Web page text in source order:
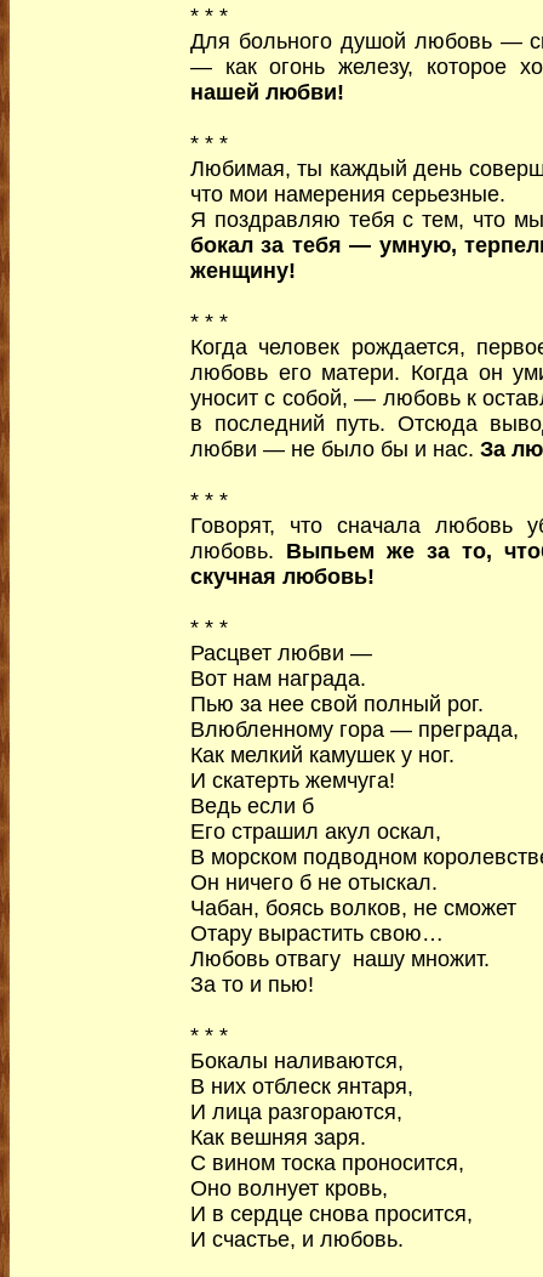
* * *
Для больного душой любовь —
— как огонь железу, которое
нашей любви!
* * *
Любимая, ты каждый день
что мои намерения серьезные.
Я поздравляю тебя с тем, что
бокал за тебя — умную,
женщину!
* * *
Когда человек рождается,
любовь его матери. Когда он
уносит с собой, — любовь к
в последний путь. Отсюда
любви — не было бы и нас. За
* * *
Говорят, что сначала любовь
любовь. Выпьем же за то,
скучная любовь!
* * *
Расцвет любви —
Вот нам награда.
Пью за нее свой полный рог.
Влюбленному гора — преграда,
Как мелкий камушек у ног.
И скатерть жемчуга!
Ведь если б
Его страшил акул оскал,
В морском подводном
Он ничего б не отыскал.
Чабан, боясь волков, не сможет
Отару вырастить свою…
Любовь отвагу нашу множит.
За то и пью!
* * *
Бокалы наливаются,
В них отблеск янтаря,
И лица разгораются,
Как вешняя заря.
С вином тоска проносится,
Оно волнует кровь,
И в сердце снова просится,
И счастье, и любовь.